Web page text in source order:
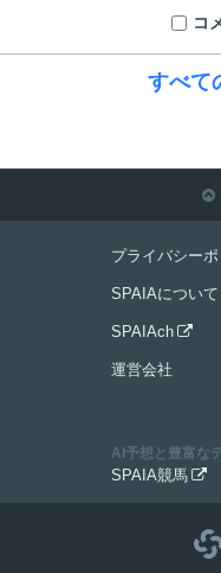
コ
すべて

プライバシー
SPAIAについて
SPAIAch 
運営会社
AI予想と豊富な
SPAIA競馬 